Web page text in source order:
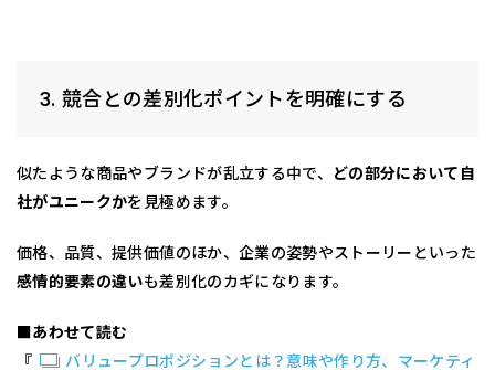
3. 競合との差別化ポイントを明確にする
似たような商品やブランドが乱立する中で、 どの部分において自
社がユニークかを見極めます。
価格、品質、提供価値のほか、企業の姿勢やストーリーといった
感情的要素の違いも差別化のカギになります。
■あわせて読む
『
バリュープロポジションとは？意味や作り方、マーケティ